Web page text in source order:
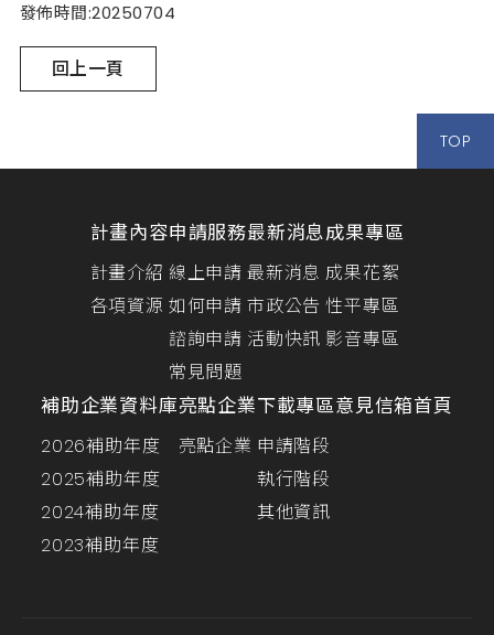
發佈時間:20250704
回上一頁
TOP
計畫內容
計畫介紹
各項資源
申請服務
線上申請
如何申請
諮詢申請
常見問題
最新消息
最新消息
市政公告
活動快訊
成果專區
成果花絮
性平專區
影音專區
補助企業資料庫
2026補助年度
2025補助年度
2024補助年度
2023補助年度
亮點企業
亮點企業
下載專區
申請階段
執行階段
其他資訊
意見信箱首頁